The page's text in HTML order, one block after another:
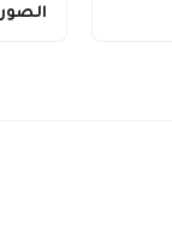
الصور